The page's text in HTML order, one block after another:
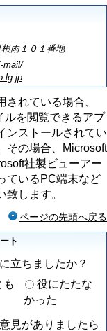
雨１０１番地
mail/
されている場合、
ルを閲覧できるアプ
ンストールされてい
その場合、Microsoft
社製ビューアー
ているPC端末など
致します。
ページの先頭へ戻る
ト
立ちましたか？
も
役にたたな
かった
見がありましたら